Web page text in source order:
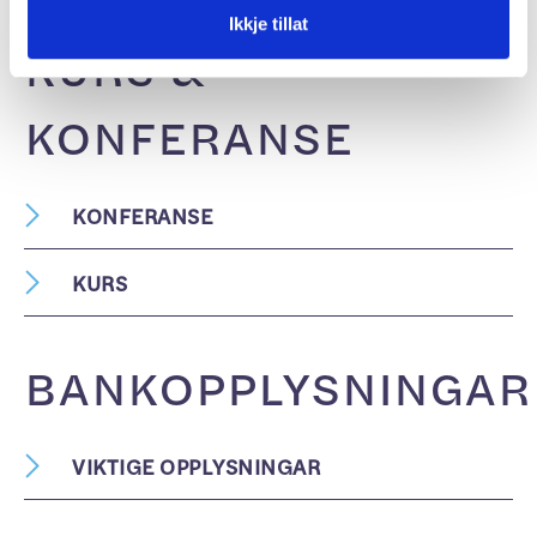
Ikkje tillat
KURS &
KONFERANSE
KONFERANSE
Laster...
KURS
BANKOPPLYSNINGAR
VIKTIGE OPPLYSNINGAR